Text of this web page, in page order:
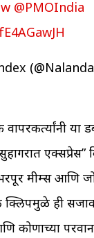
@PMOIndia
या
एक्सप्रेस”
मीम्स आणि
ही
कोणाच्या